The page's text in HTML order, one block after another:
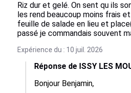
Riz dur et gelé. On sent qu ils
les rend beaucoup moins frais
feuille de salade en lieu et
passé je commandais souvent
Expérience du : 10 juil. 2026
Réponse de ISSY LES
Bonjour Benjamin,